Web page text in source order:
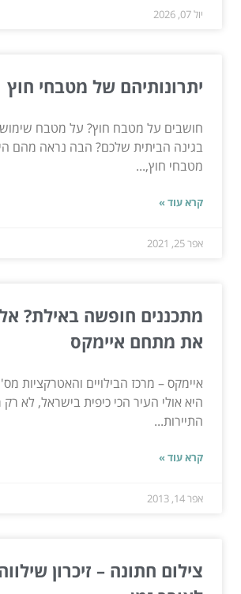
יול 07, 2026
יתרונותיהם של מטבחי חוץ
חושבים על מטבח חוץ? על מטבח
בגינה הביתית שלכם? הבה נראה מהם
מטבחי חוץ,...
קרא עוד »
אפר 25, 2021
מתכננים חופשה באילת?
את מתחם איימקס
היא אולי העיר הכי כיפית בישראל, לא
התיירות...
קרא עוד »
אפר 14, 2013
צילום חתונה – זיכרון